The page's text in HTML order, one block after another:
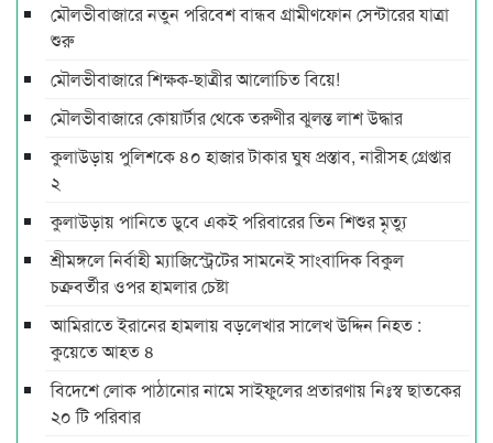
মৌলভীবাজারে নতুন পরিবেশ বান্ধব গ্রামীণফোন সেন্টারের যাত্রা
শুরু
মৌলভীবাজারে শিক্ষক-ছাত্রীর আলোচিত বিয়ে!
মৌলভীবাজারে কোয়ার্টার থেকে তরুণীর ঝুলন্ত লাশ উদ্ধার
কুলাউড়ায় পুলিশকে ৪০ হাজার টাকার ঘুষ প্রস্তাব, নারীসহ গ্রেপ্তার
২
কুলাউড়ায় পানিতে ডুবে একই পরিবারের তিন শিশুর মৃত্যু
শ্রীমঙ্গলে নির্বাহী ম্যাজিস্ট্রেটের সামনেই সাংবাদিক বিকুল
চক্রবর্তীর ওপর হামলার চেষ্টা
আমিরাতে ইরানের হামলায় বড়লেখার সালেখ উদ্দিন নিহত :
কুয়েতে আহত ৪
বিদেশে লোক পাঠানোর নামে সাইফুলের প্রতারণায় নিঃস্ব ছাতকের
২০ টি পরিবার